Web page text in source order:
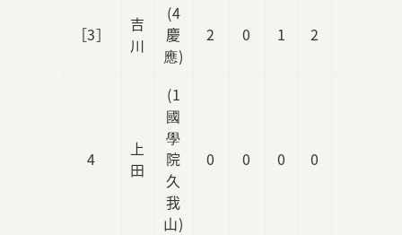
［3］
吉
川
(4
慶
應)
2 0 1 2
4
上
田
(1
國
學
院
久
我
山)
0 0 0 0